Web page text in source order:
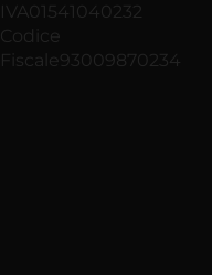
IVA01541040232
Codice
Fiscale93009870234